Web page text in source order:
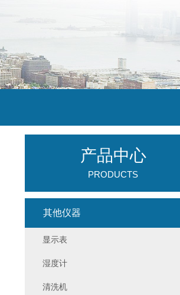
产品中心
PRODUCTS
其他仪器
显示表
湿度计
清洗机